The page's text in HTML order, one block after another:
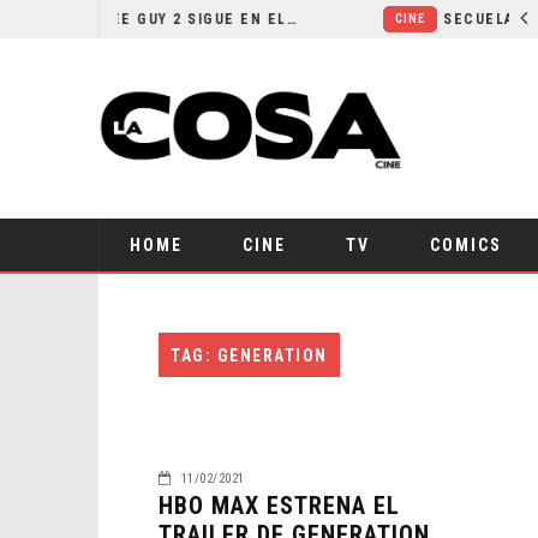
¿POR QUÉ FREE GUY 2 SIGUE EN EL LIMBO?
HOME CINE TV COMICS
TAG: GENERATION
11/02/2021
HBO MAX ESTRENA EL